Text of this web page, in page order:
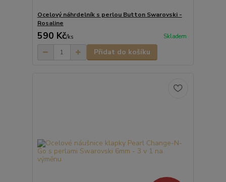
Ocelový náhrdelník s perlou Button Swarovski -
Rosaline
590 Kč/ks Skladem
Přidat do košíku